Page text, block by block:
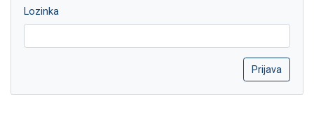
Lozinka